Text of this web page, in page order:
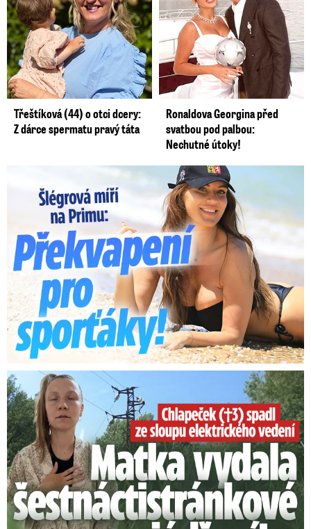
Třeštíková (44) o otci dcery:
Z dárce spermatu pravý táta
Ronaldova Georgina před
svatbou pod palbou:
Nechutné útoky!
Lucie Šlégrová míří na Primu. Překvapení pro sporťáky!
Smrtelný pád chlapce: Matka vydala vyjádření na 16 stran